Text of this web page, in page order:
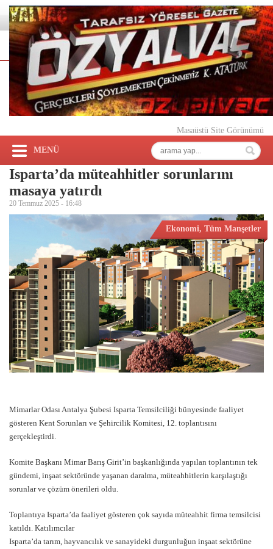
Masaüstü Site Görünümü
MENÜ
Isparta’da müteahhitler sorunlarını
masaya yatırdı
20 Temmuz 2025 - 16:48
Ekonomi, Tüm Manşetler
Mimarlar Odası Antalya Şubesi Isparta Temsilciliği bünyesinde faaliyet
gösteren Kent Sorunları ve Şehircilik Komitesi, 12. toplantısını
gerçekleştirdi.
Komite Başkanı Mimar Barış Girit’in başkanlığında yapılan toplantının tek
gündemi, inşaat sektöründe yaşanan daralma, müteahhitlerin karşılaştığı
sorunlar ve çözüm önerileri oldu.
Toplantıya Isparta’da faaliyet gösteren çok sayıda müteahhit firma temsilcisi
katıldı. Katılımcılar
Isparta’da tarım, hayvancılık ve sanayideki durgunluğun inşaat sektörüne